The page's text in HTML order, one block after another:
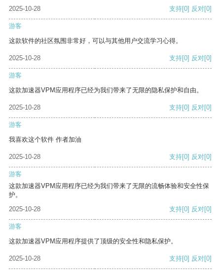
2025-10-28 支持[0] 反对[0]
游客
这款软件的社区氛围非常好，可以与其他用户交流学习心得。
2025-10-28 支持[0] 反对[0]
游客
这款加速器VPM应用程序已经为我们带来了无限的隐私保护和自由。
2025-10-28 支持[0] 反对[0]
游客
我喜欢这个软件 作者加油
2025-10-28 支持[0] 反对[0]
游客
这款加速器VPM应用程序已经为我们带来了无限的流畅体验和安全性保
护。
2025-10-28
支持[0] 反对[0]
游客
这款加速器VPM应用程序提供了顶级的安全性和隐私保护。
2025-10-28 支持[0] 反对[0]